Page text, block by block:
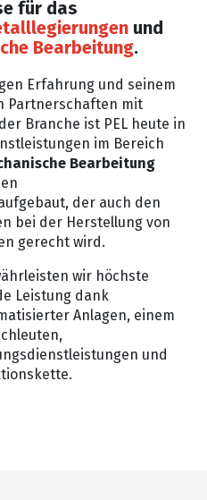
für das
und
Bearbeitung.
Erfahrung und seinem
Partnerschaften mit
Branche ist PEL heute in
im Bereich
Bearbeitung
der auch den
bei der Herstellung von
gerecht wird.
wir höchste
Leistung dank
Anlagen, einem
und